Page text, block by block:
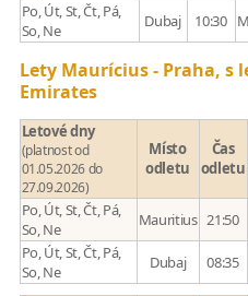
Po, Út, St, Čt, Pá,
So, Ne
Dubaj 10:30
Lety Maurícius - Praha, s
Emirates
Letové dny
(platnost od
01.05.2026 do
27.09.2026)
Místo
odletu
Čas
odletu
Po, Út, St, Čt, Pá,
So, Ne
Mauritius 21:50
Po, Út, St, Čt, Pá,
So, Ne
Dubaj 08:35